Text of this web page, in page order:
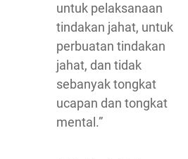
untuk pelaksanaan
tindakan jahat, untuk
perbuatan tindakan
jahat, dan tidak
sebanyak tongkat
ucapan dan tongkat
mental.”